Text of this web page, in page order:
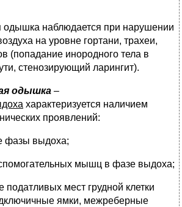
одышка наблюдается при нарушении
на уровне гортани, трахеи,
(попадание инородного тела в
стенозирующий ларингит).
одышка –
характеризуется наличием
проявлений:
фазы выдоха;
мышц в фазе выдоха;
податливых мест грудной клетки
ямки, межреберные